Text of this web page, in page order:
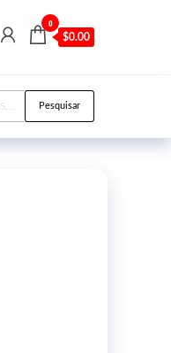
0
$0.00
Pesquisar